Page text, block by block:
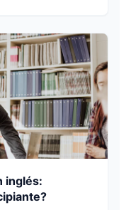
inglés: